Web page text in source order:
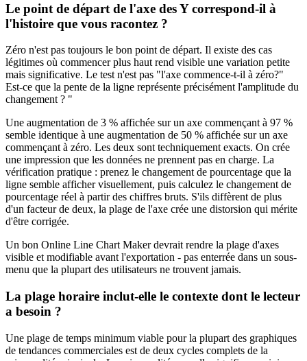
Le point de départ de l'axe des Y correspond-il à
l'histoire que vous racontez ?
Zéro n'est pas toujours le bon point de départ. Il existe des cas
légitimes où commencer plus haut rend visible une variation petite
mais significative. Le test n'est pas "l'axe commence-t-il à zéro?"
Est-ce que la pente de la ligne représente précisément l'amplitude du
changement ? "
Une augmentation de 3 % affichée sur un axe commençant à 97 %
semble identique à une augmentation de 50 % affichée sur un axe
commençant à zéro. Les deux sont techniquement exacts. On crée
une impression que les données ne prennent pas en charge. La
vérification pratique : prenez le changement de pourcentage que la
ligne semble afficher visuellement, puis calculez le changement de
pourcentage réel à partir des chiffres bruts. S'ils diffèrent de plus
d'un facteur de deux, la plage de l'axe crée une distorsion qui mérite
d'être corrigée.
Un bon Online Line Chart Maker devrait rendre la plage d'axes
visible et modifiable avant l'exportation - pas enterrée dans un sous-
menu que la plupart des utilisateurs ne trouvent jamais.
La plage horaire inclut-elle le contexte dont le lecteur
a besoin ?
Une plage de temps minimum viable pour la plupart des graphiques
de tendances commerciales est de deux cycles complets de la